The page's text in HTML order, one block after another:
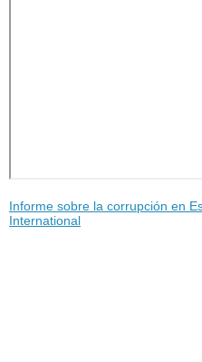
Informe sobre la corrupción en
International